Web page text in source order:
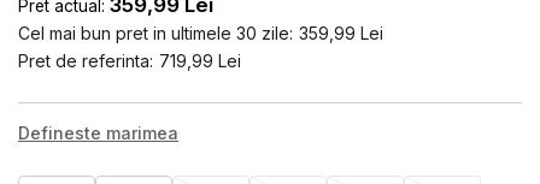
Pret actual: 359,99 Lei
Cel mai bun pret in ultimele 30 zile: 359,99 Lei
Pret de referinta: 719,99 Lei
Defineste marimea